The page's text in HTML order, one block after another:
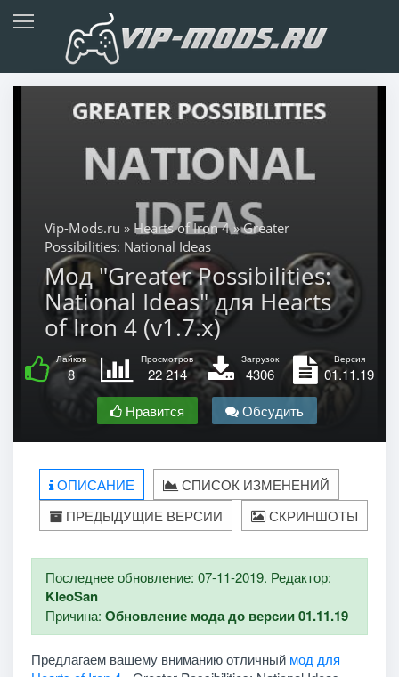
Vip-Mods.ru » Hearts of Iron 4» Greater
Possibilities: National Ideas
Мод "Greater Possibilities:
National Ideas" для Hearts
of Iron 4 (v1.7.x)
Лайков
8
Просмотров
22 214
Загрузок
4306
Версия
01.11.19
Нравится
Обсудить
ОПИСАНИЕ
СПИСОК ИЗМЕНЕНИЙ
ПРЕДЫДУЩИЕ ВЕРСИИ
СКРИНШОТЫ
Последнее обновление: 07-11-2019. Редактор:
KleoSan
Причина: Обновление мода до версии 01.11.19
Предлагаем вашему вниманию отличный мод для